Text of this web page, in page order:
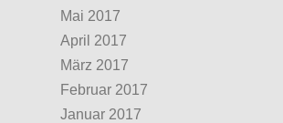
Mai 2017
April 2017
März 2017
Februar 2017
Januar 2017